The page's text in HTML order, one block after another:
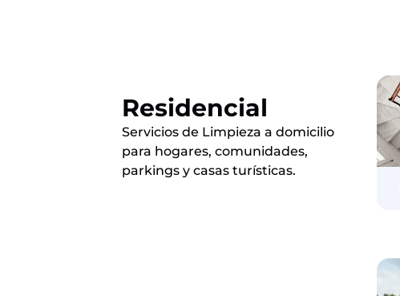
Residencial
Servicios de Limpieza a domicilio
para hogares, comunidades,
parkings y casas turísticas.